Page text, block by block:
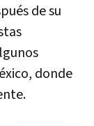
de su
donde